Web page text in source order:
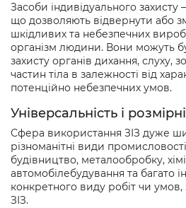
Засоби індивідуального захисту
що дозволяють відвернути або
шкідливих та небезпечних
організм людини. Вони можуть
захисту органів дихання, слуху,
частин тіла в залежності від
потенційно небезпечних умов.
Універсальність і
Сфера використання ЗІЗ дуже
різноманітні види
будівництво, металообробку,
автомобілебудування та багато
конкретного виду робіт чи умов,
ЗІЗ.